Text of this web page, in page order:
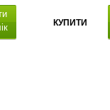
КУПИТИ